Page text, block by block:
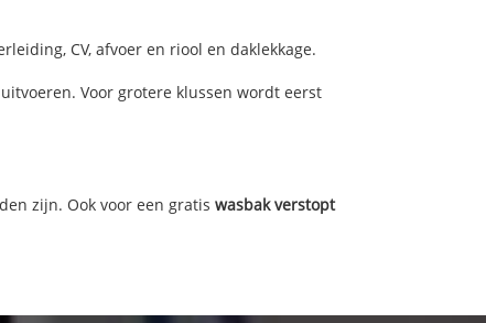
CV, afvoer en riool en daklekkage.
Voor grotere klussen wordt eerst
zijn. Ook voor een gratiswasbak verstopt